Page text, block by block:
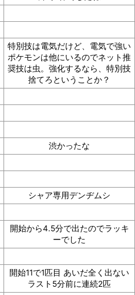
特別技は電気だけど、電気で強い
ポケモンは他にいるのでネット推
奨技は虫。強化するなら、特別技
捨てろということか？
渋かったな
シャア専用デンヂムシ
開始から4.5分で出たのでラッキ
ーでした
開始11で1匹目 あいだ全く出ない
ラスト5分前に連続2匹